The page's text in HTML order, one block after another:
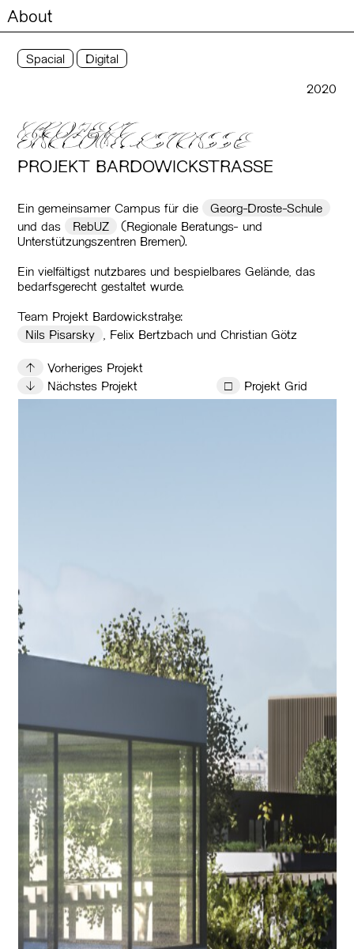
About
Spacial Digital
2020
xProjekt
Bardowickstrasse
PROJEKT BARDOWICKSTRASSE
Ein gemeinsamer Campus für die
Georg-Droste-Schule
und das
RebUZ
(Regionale Beratungs- und
Unterstützungszentren Bremen).
Ein vielfältigst nutzbares und bespielbares Gelände, das
bedarfsgerecht gestaltet wurde.
Team Projekt Bardowickstraße:
Nils Pisarsky
, Felix Bertzbach und Christian Götz
↑
Vorheriges Projekt
↓
Nächstes Projekt □ Projekt Grid